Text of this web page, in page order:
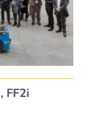
FF2i
plus
tard